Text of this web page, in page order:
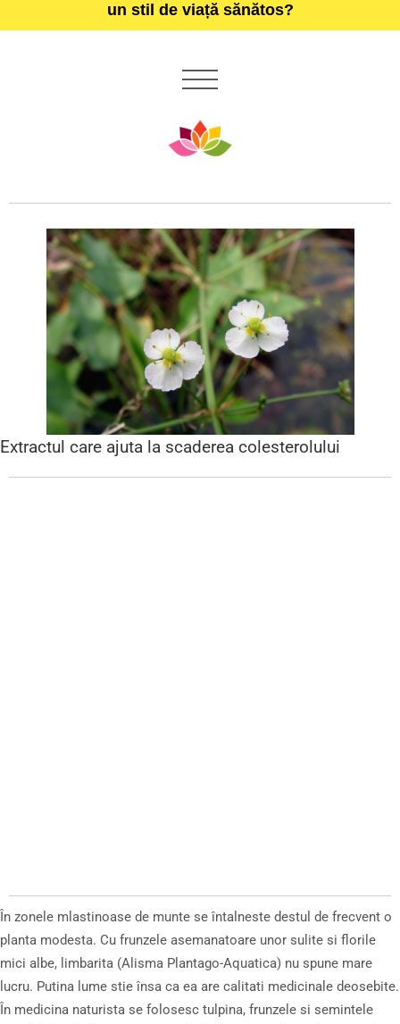
un stil de viață sănătos?
Extractul care ajuta la scaderea colesterolului
În zonele mlastinoase de munte se întalneste destul de frecvent o
planta modesta. Cu frunzele asemanatoare unor sulite si florile
mici albe, limbarita (Alisma Plantago-Aquatica) nu spune mare
lucru. Putina lume stie însa ca ea are calitati medicinale deosebite.
În medicina naturista se folosesc tulpina, frunzele si semintele